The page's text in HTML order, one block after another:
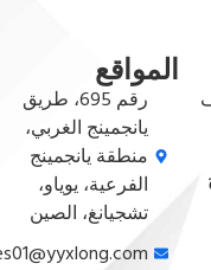
المواقع
رقم 695، طريق
يانجمينج الغربي،
منطقة يانجمينج
الفرعية، يوياو،
تشجيانغ، الصين
sales01@yyxlong.com